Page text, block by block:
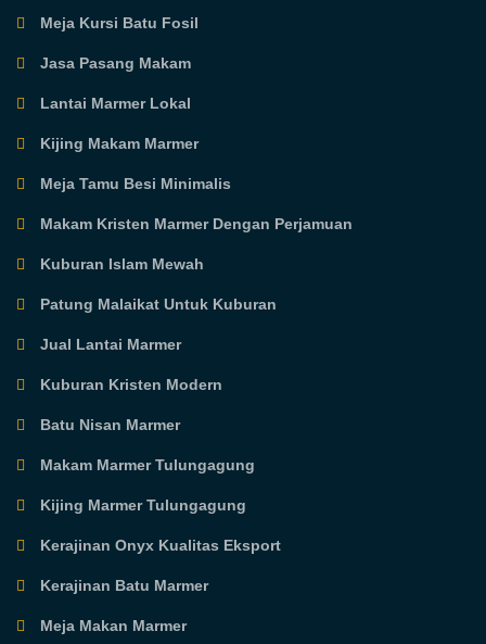
Meja Kursi Batu Fosil
Jasa Pasang Makam
Lantai Marmer Lokal
Kijing Makam Marmer
Meja Tamu Besi Minimalis
Makam Kristen Marmer Dengan Perjamuan
Kuburan Islam Mewah
Patung Malaikat Untuk Kuburan
Jual Lantai Marmer
Kuburan Kristen Modern
Batu Nisan Marmer
Makam Marmer Tulungagung
Kijing Marmer Tulungagung
Kerajinan Onyx Kualitas Eksport
Kerajinan Batu Marmer
Meja Makan Marmer